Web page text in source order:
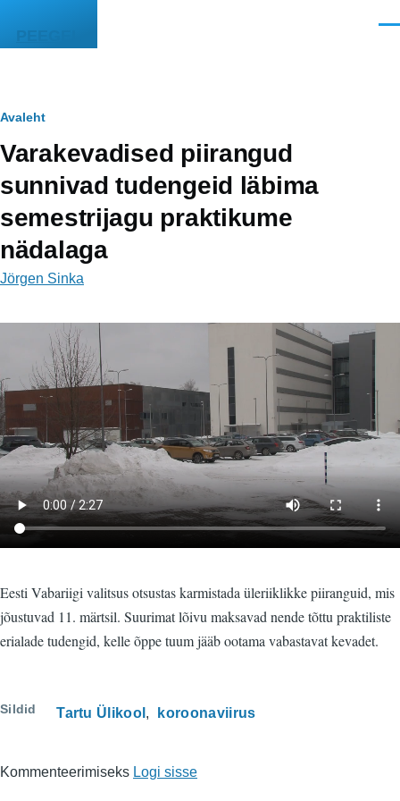
PEEGEL
Leivapuru
Avaleht
Varakevadised piirangud
sunnivad tudengeid läbima
semestrijagu praktikume
nädalaga
Jörgen Sinka
Eesti Vabariigi valitsus otsustas karmistada üleriiklikke piiranguid, mis
jõustuvad 11. märtsil. Suurimat lõivu maksavad nende tõttu praktiliste
erialade tudengid, kelle õppe tuum jääb ootama vabastavat kevadet.
Sildid Tartu Ülikool koroonaviirus
Kommenteerimiseks Logi sisse